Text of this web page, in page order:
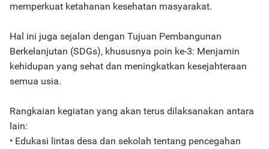
memperkuat ketahanan kesehatan masyarakat.
Hal ini juga sejalan dengan Tujuan Pembangunan
Berkelanjutan (SDGs), khususnya poin ke-3: Menjamin
kehidupan yang sehat dan meningkatkan kesejahteraan
semua usia.
Rangkaian kegiatan yang akan terus dilaksanakan antara
lain:
• Edukasi lintas desa dan sekolah tentang pencegahan